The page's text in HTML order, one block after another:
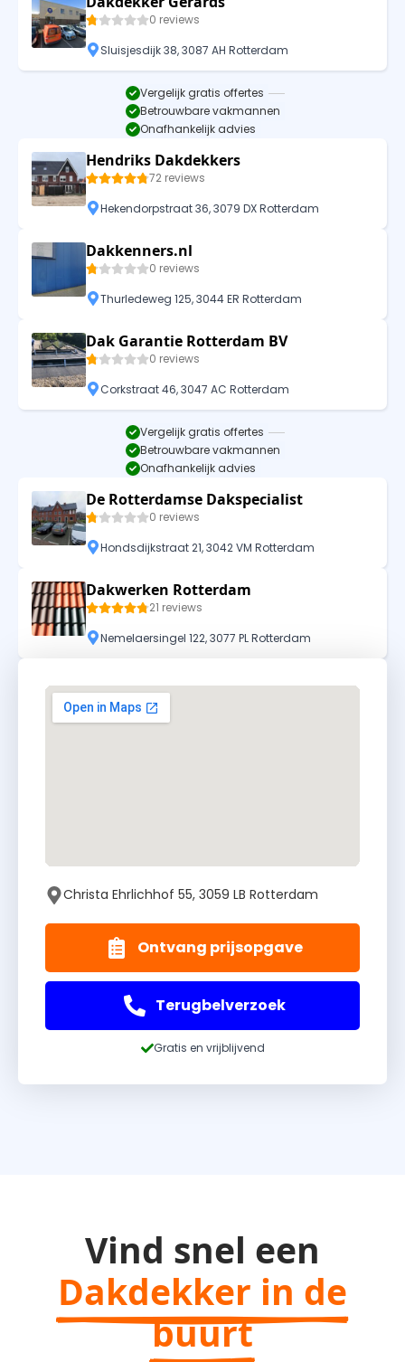
0 reviews
Sluisjesdijk 38, 3087 AH Rotterdam
Vergelijk gratis offertes
Betrouwbare vakmannen
Onafhankelijk advies
Hendriks Dakdekkers
72 reviews
Hekendorpstraat 36, 3079 DX Rotterdam
Dakkenners.nl
0 reviews
Thurledeweg 125, 3044 ER Rotterdam
Dak Garantie Rotterdam BV
0 reviews
Corkstraat 46, 3047 AC Rotterdam
Vergelijk gratis offertes
Betrouwbare vakmannen
Onafhankelijk advies
De Rotterdamse Dakspecialist
0 reviews
Hondsdijkstraat 21, 3042 VM Rotterdam
Dakwerken Rotterdam
21 reviews
Nemelaersingel 122, 3077 PL Rotterdam
Christa Ehrlichhof 55, 3059 LB Rotterdam
Ontvang prijsopgave
Terugbelverzoek
Gratis en vrijblijvend
Vind snel een
Dakdekker in de
buurt